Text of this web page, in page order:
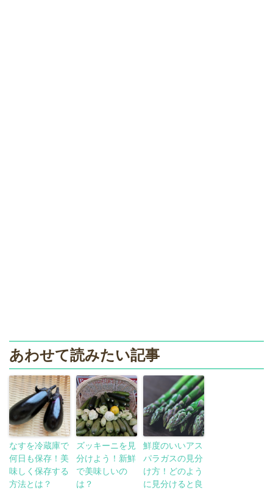
あわせて読みたい記事
なすを冷蔵庫で
何日も保存！美
味しく保存する
方法とは？
ズッキーニを見
分けよう！新鮮
で美味しいの
は？
鮮度のいいアス
パラガスの見分
け方！どのよう
に見分けると良